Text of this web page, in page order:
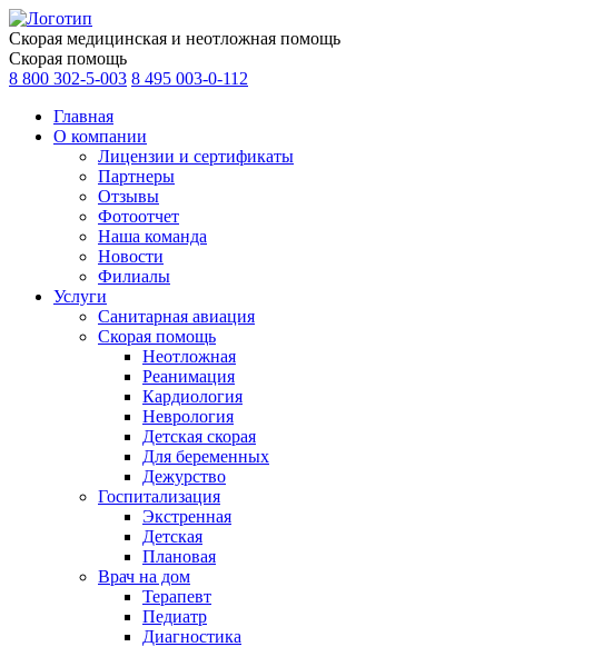
Скорая медицинская и неотложная помощь
Скорая помощь
8 800 302-5-003 8 495 003-0-112
Главная
О компании
Лицензии и сертификаты
Партнеры
Отзывы
Фотоотчет
Наша команда
Новости
Филиалы
Услуги
Санитарная авиация
Скорая помощь
Неотложная
Реанимация
Кардиология
Неврология
Детская скорая
Для беременных
Дежурство
Госпитализация
Экстренная
Детская
Плановая
Врач на дом
Терапевт
Педиатр
Диагностика